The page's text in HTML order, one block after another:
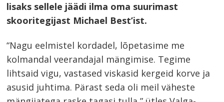
lisaks sellele jäädi ilma oma suurimast
skooritegijast Michael Best’ist.
“Nagu eelmistel kordadel, lõpetasime me
kolmandal veerandajal mängimise. Tegime
lihtsaid vigu, vastased viskasid kergeid korve ja
asusid juhtima. Pärast seda oli meil väheste